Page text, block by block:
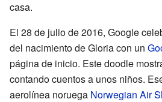
casa.
El 28 de julio de 2016, Google
del nacimiento de Gloria con un
página de inicio. Este doodle
contando cuentos a unos niños.
aerolínea noruega Norwegian Air